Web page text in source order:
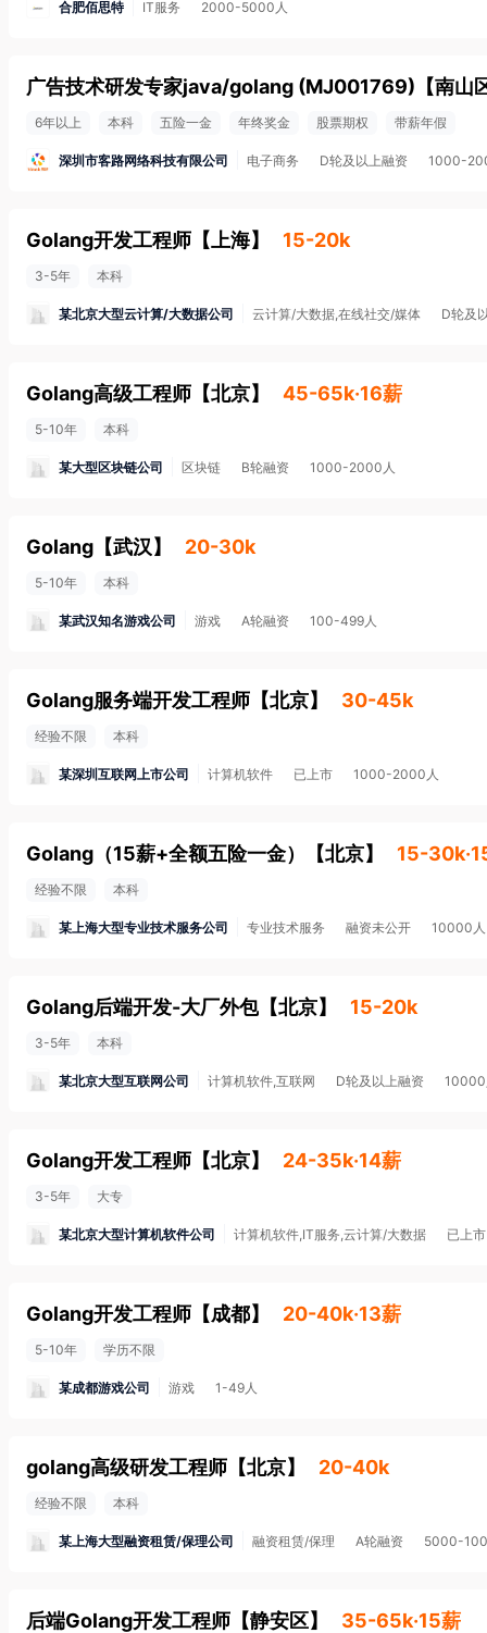
合肥佰思特 IT服务 2000-5000人
广告技术研发专家java/golang (MJ001769) 【南山
6年以上 本科 五险一金 年终奖金 股票期权 带薪年假
深圳市客路网络科技有限公司 电子商务 D轮及以上融资 1000-
Golang开发工程师 【 上海】 15-20k
3-5年 本科
某北京大型云计算/大数据公司 云计算/大数据,在线社交/媒体 D轮及
Golang高级工程师 【北京】 45-65k·16薪
5-10年 本科
某大型区块链公司 区块链 B轮融资 1000-2000人
Golang 【武汉 】 20-30k
5-10年 本科
某武汉知名游戏公司 游戏 A轮融资 100-499人
Golang服务端开发工程师 【北京】 30-45k
经验不限 本科
某深圳互联网上市公司 计算机软件 已上市 1000-2000人
Golang（15薪+全额五险一金） 【北京】 15-
经验不限 本科
某上海大型专业技术服务公司 专业技术服务 融资未公开 10000
Golang后端开发-大厂外包 【北京】 15-20k
3-5年 本科
某北京大型互联网公司 计算机软件,互联网 D轮及以上融资 10000
Golang开发工程师 【北京】 24-35k·14薪
3-5年 大专
某北京大型计算机软件公司 计算机软件,IT服务,云计算/大数据 已上市
Golang开发工程师 【成都】 20-40k·13薪
5-10年 学历不限
某成都游戏公司 游戏 1-49人
golang高级研发工程师 【北京】 20-40k
经验不限 本科
某上海大型融资租赁/保理公司 融资租赁/保理 A轮融资 5000-
后端Golang开发工程师 【静安区】 35-65k·15薪